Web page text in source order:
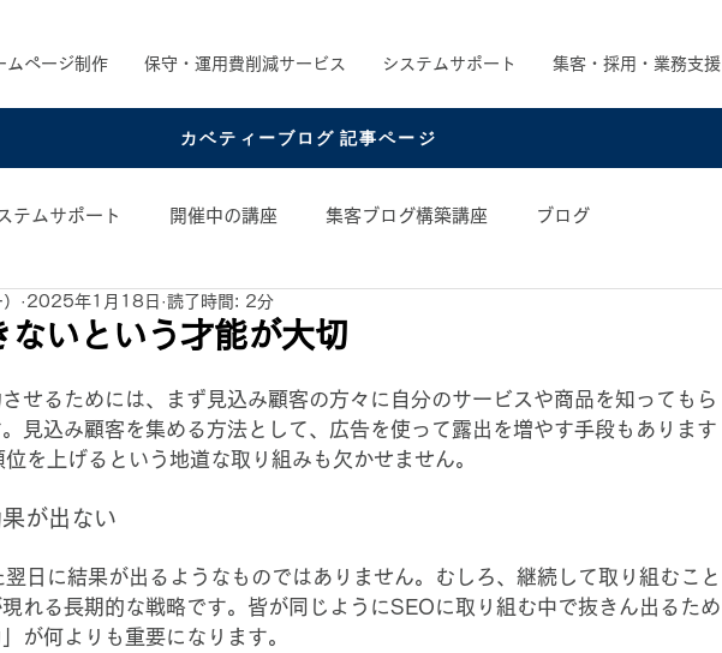
ムページ制作 保守・運用費削減サービス システムサポート 集客・採用・業務支援
カベティーブログ 記事ページ
テムサポート 開催中の講座 集客ブログ構築講座 ブログ
すめ書籍 お役立ちコンテンツ
ないという才能が大切
2025年1月18日 読了時間: 2分
せるためには、まず見込み顧客の方々に自分のサービスや商品を知ってもら
見込み顧客を集める方法として、広告を使って露出を増やす手段もあります
を上げるという地道な取り組みも欠かせません。
が出ない
日に結果が出るようなものではありません。むしろ、継続して取り組むこと
れる長期的な戦略です。皆が同じようにSEOに取り組む中で抜きん出るため
が何よりも重要になります。